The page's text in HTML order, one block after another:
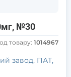
№30
товару: 1014967
завод, ПАТ,